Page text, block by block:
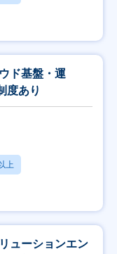
ド基盤・運
度あり
上
ューションエン